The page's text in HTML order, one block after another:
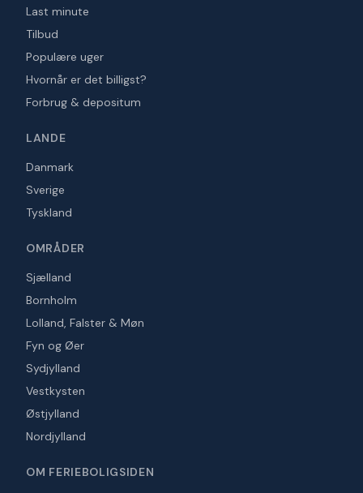
Last minute
Tilbud
Populære uger
Hvornår er det billigst?
Forbrug & depositum
LANDE
Danmark
Sverige
Tyskland
OMRÅDER
Sjælland
Bornholm
Lolland, Falster & Møn
Fyn og Øer
Sydjylland
Vestkysten
Østjylland
Nordjylland
OM FERIEBOLIGSIDEN